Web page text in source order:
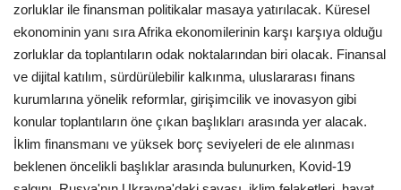
zorluklar ile finansman politikalar masaya yatırılacak. Küresel
ekonominin yanı sıra Afrika ekonomilerinin karşı karşıya olduğu
zorluklar da toplantıların odak noktalarından biri olacak. Finansal
ve dijital katılım, sürdürülebilir kalkınma, uluslararası finans
kurumlarına yönelik reformlar, girişimcilik ve inovasyon gibi
konular toplantıların öne çıkan başlıkları arasında yer alacak.
İklim finansmanı ve yüksek borç seviyeleri de ele alınması
beklenen öncelikli başlıklar arasında bulunurken, Kovid-19